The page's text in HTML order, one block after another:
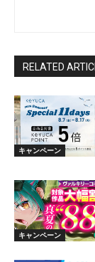
RELATED
キャンペーン
キャンペーン